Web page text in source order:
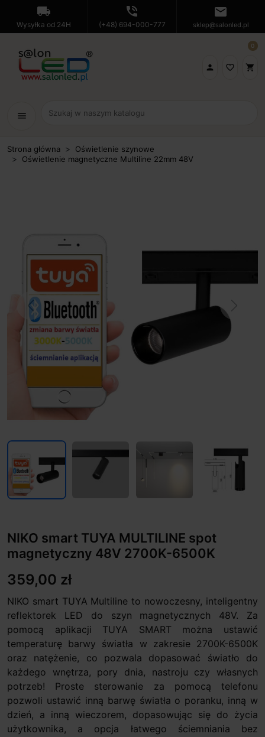
local_shipping
Wysyłka od 24H
phone_in_talk
(+48) 694-000-777
mail
sklep@salonled.pl
 favorite_border shopping_cart
0
menu
Strona główna
Oświetlenie szynowe
Oświetlenie magnetyczne Multiline 22mm 48V
Previous
NIKO smart TUYA MULTILINE spot
magnetyczny 48V 2700K-6500K
359,00 zł
NIKO smart TUYA Multiline to nowoczesny, inteligentny
reflektorek LED do szyn magnetycznych 48V. Za
pomocą aplikacji TUYA SMART można ustawić
temperaturę barwy światła w zakresie 2700K-6500K
oraz natężenie, co pozwala dopasować światło do
każdego wnętrza, pory dnia, nastroju czy własnych
potrzeb! Proste sterowanie za pomocą telefonu
pozwoli ustawić inną barwę światła o poranku, inną w
dzień, a inną wieczorem, dopasowując się do życia
użytkownika, a opcja łatwego ściemniania bez